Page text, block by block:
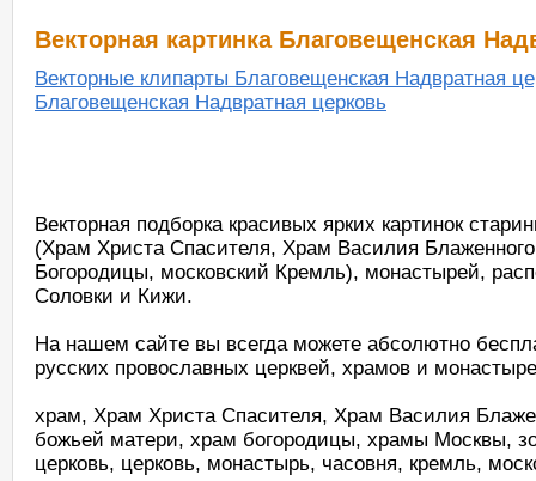
Векторная картинка Благовещенская
Векторные клипарты Благовещенская Надвратная
Благовещенская Надвратная церковь
Векторная подборка красивых ярких картинок
(Храм Христа Спасителя, Храм Василия
Богородицы, московский Кремль), монастырей,
Соловки и Кижи.
На нашем сайте вы всегда можете абсолютно
русских провославных церквей, храмов и
храм, Храм Христа Спасителя, Храм Василия
божьей матери, храм богородицы, храмы Москвы,
церковь, церковь, монастырь, часовня, кремль,